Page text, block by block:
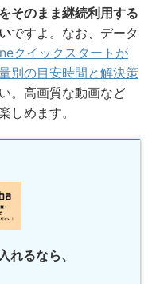
そのまま継続利用する
ですよ。なお、データ
クイックスタートが
別の目安時間と解決策
。高画質な動画など
しめます。
れるなら、